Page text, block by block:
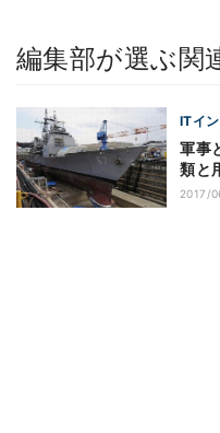
編集部が選ぶ関
ITイ
軍事
類と
2017/